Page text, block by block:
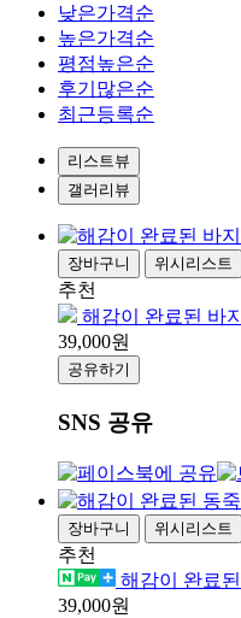
낮은가격순
높은가격순
평점높은순
후기많은순
최근등록순
리스트뷰
갤러리뷰
장바구니 위시리스트
추천
해감이 완료된 바
39,000원
공유하기
SNS 공유
장바구니 위시리스트
추천
해감이 완료
39,000원